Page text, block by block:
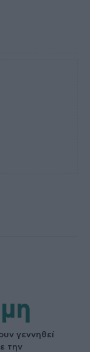
γεννηθεί
την